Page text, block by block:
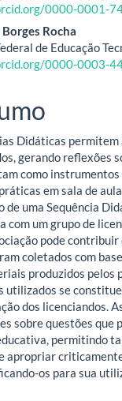
0000-0001-
Rocha
de Educação
0000-0003-
Didáticas
gerando reflexões
como
em sala de
de uma Sequência
com um grupo de
pode
coletados com
produzidos pelos
utilizados se
dos licenciandos.
sobre questões que
permitindo
apropriar
os para sua